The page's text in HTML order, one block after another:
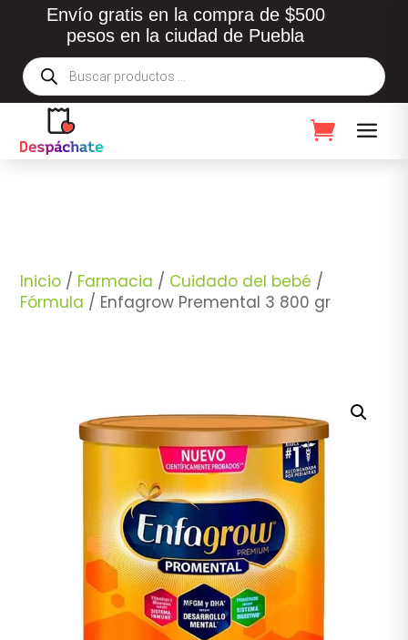
Envío gratis en la compra de $500
pesos en la ciudad de Puebla
Búsqueda
de
productos
Inicio / Farmacia / Cuidado del bebé /
Fórmula / Enfagrow Premental 3 800 gr